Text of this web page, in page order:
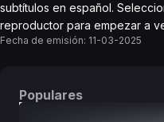
subtítulos en español.
reproductor para empezar a
Fecha de emisión: 11-03-2025
Populares